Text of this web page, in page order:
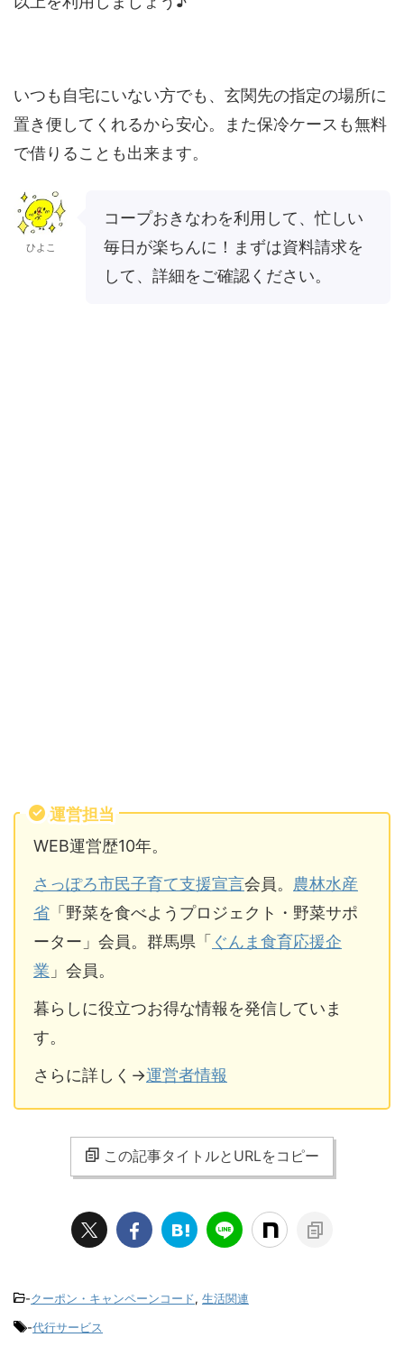
いつも自宅にいない方でも、玄関先の指定の場所に
置き便してくれるから安心。また保冷ケースも無料
で借りることも出来ます。
ひよこ
コープおきなわを利用して、忙しい
毎日が楽ちんに！まずは資料請求を
して、詳細をご確認ください。
運営担当
WEB運営歴10年。
さっぽろ市民子育て支援宣言会員。 農林水産
省 「野菜を食べようプロジェクト・野菜サポ
ーター」会員。群馬県「 ぐんま食育応援企
業 」会員。
暮らしに役立つお得な情報を発信していま
す。
さらに詳しく→運営者情報
この記事タイトルとURLをコピー
-クーポン・キャンペーンコード, 生活関連
-代行サービス